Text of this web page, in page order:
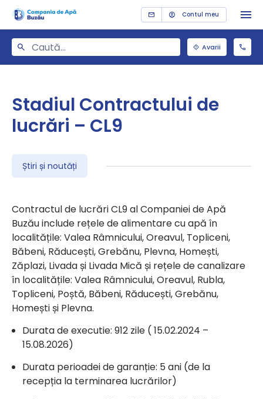
Contul meu
Avarii
Stadiul Contractului de
lucrări – CL9
Știri și noutăți
Contractul de lucrări CL9 al Companiei de Apă
Buzău include rețele de alimentare cu apă în
localitățile: Valea Râmnicului, Oreavul, Topliceni,
Băbeni, Răducești, Grebănu, Plevna, Homești,
Zăplazi, Livada și Livada Mică și rețele de canalizare
în localitățile: Valea Râmnicului, Oreavul, Rubla,
Topliceni, Poștă, Băbeni, Răducești, Grebănu,
Homești și Plevna.
Durata de executie: 912 zile ( 15.02.2024 –
15.08.2026)
Durata perioadei de garanție: 5 ani (de la
recepția la terminarea lucrărilor)